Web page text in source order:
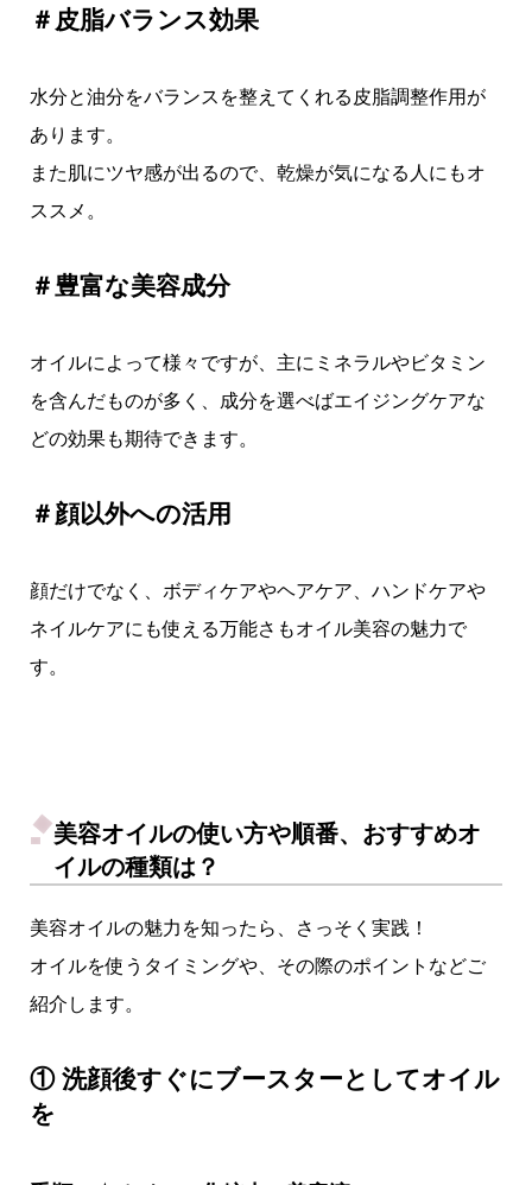
＃皮脂バランス効果
水分と油分をバランスを整えてくれる皮脂調整作用が
あります。
また肌にツヤ感が出るので、乾燥が気になる人にもオ
ススメ。
＃豊富な美容成分
オイルによって様々ですが、主にミネラルやビタミン
を含んだものが多く、成分を選べばエイジングケアな
どの効果も期待できます。
＃顔以外への活用
顔だけでなく、ボディケアやヘアケア、ハンドケアや
ネイルケアにも使える万能さもオイル美容の魅力で
す。
美容オイルの使い方や順番、おすすめオ
イルの種類は？
美容オイルの魅力を知ったら、さっそく実践！
オイルを使うタイミングや、その際のポイントなどご
紹介します。
① 洗顔後すぐにブースターとしてオイル
を